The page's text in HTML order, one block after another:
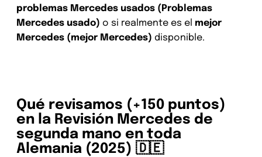
problemas Mercedes usados (Problemas
Mercedes usado) o si realmente es el mejor
Mercedes (mejor Mercedes) disponible.
Qué revisamos (+150 puntos)
en la Revisión Mercedes de
segunda mano en toda
Alemania (2025) 🇩🇪